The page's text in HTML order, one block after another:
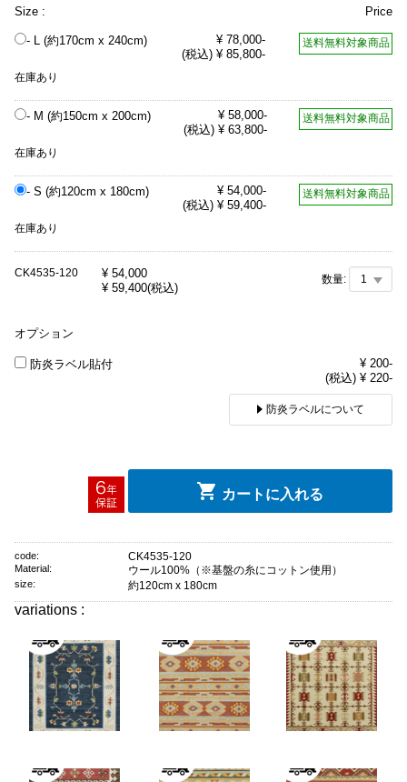
Size : Price
- L (約170cm x 240cm)
¥ 78,000-
(税込) ¥ 85,800-
送料無料対象商品
在庫あり
- M (約150cm x 200cm)
¥ 58,000-
(税込) ¥ 63,800-
送料無料対象商品
在庫あり
- S (約120cm x 180cm)
¥ 54,000-
(税込) ¥ 59,400-
送料無料対象商品
在庫あり
CK4535-120 ¥ 54,000
¥ 59,400(税込)
数量:
オプション
防炎ラベル貼付
¥ 200-
(税込) ¥ 220-
防炎ラベルについて
カートに入れる
code: CK4535-120
Material: ウール100%（※基盤の糸にコットン使用）
size: 約120cm x 180cm
variations :